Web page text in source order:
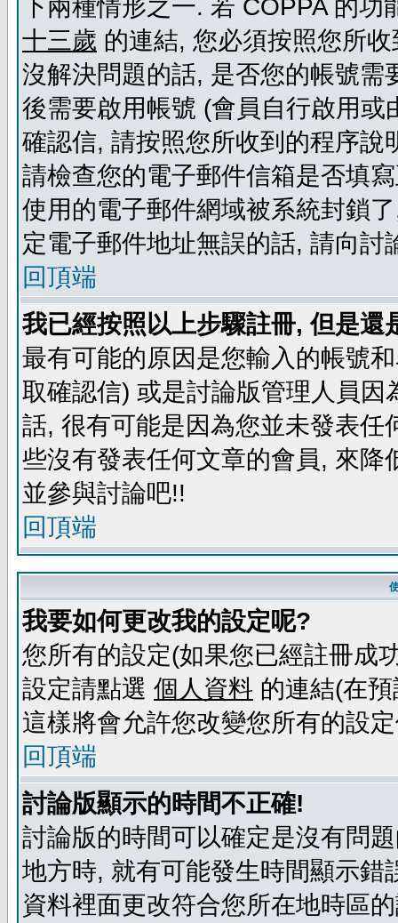
下兩種情形之一. 若 COPPA 的
十三歲 的連結, 您必須按照您所
沒解決問題的話, 是否您的帳號
後需要啟用帳號 (會員自行啟用
確認信, 請按照您所收到的程序
請檢查您的電子郵件信箱是否填
使用的電子郵件網域被系統封鎖
定電子郵件地址無誤的話, 請向
回頂端
我已經按照以上步驟註冊, 但是還
最有可能的原因是您輸入的帳號
取確認信) 或是討論版管理人員
話, 很有可能是因為您並未發表
些沒有發表任何文章的會員, 來
並參與討論吧!!
回頂端
我要如何更改我的設定呢?
您所有的設定(如果您已經註冊成
設定請點選 個人資料 的連結(在
這樣將會允許您改變您所有的設
回頂端
討論版顯示的時間不正確!
討論版的時間可以確定是沒有問
地方時, 就有可能發生時間顯示
資料裡面更改符合您所在地時區